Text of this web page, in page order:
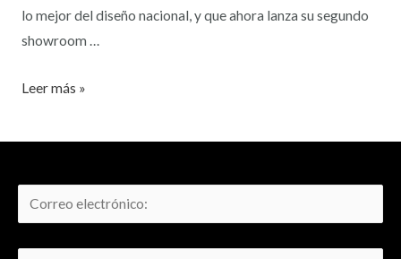
lo mejor del diseño nacional, y que ahora lanza su segundo
showroom …
Leer más »